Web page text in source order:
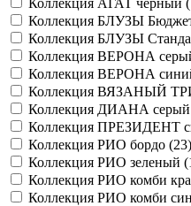
Коллекция АГАТ черный (
Коллекция БЛУЗЫ
Коллекция БЛУЗЫ
Коллекция ВЕРОНА
Коллекция ВЕРОНА
Коллекция ВЯЗАНЫЙ
Коллекция ДИАНА
Коллекция ПРЕЗИДЕНТ
Коллекция РИО бордо (23)
Коллекция РИО зеленый (
Коллекция РИО комби
Коллекция РИО комби